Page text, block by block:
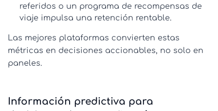
referidos o un programa de recompensas de
viaje impulsa una retención rentable.
Las mejores plataformas convierten estas
métricas en decisiones accionables, no solo en
paneles.
Información predictiva para